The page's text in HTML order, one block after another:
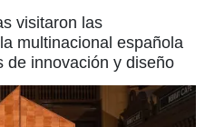
visitaron las
multinacional española
de innovación y diseño